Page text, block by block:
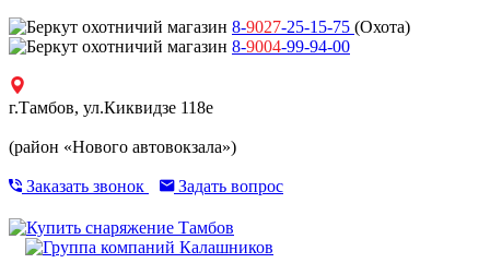
8-9027-25-15-75 (Охота)
8-9004-99-94-00
г.Тамбов, ул.Киквидзе 118е
(район «Нового автовокзала»)
Заказать звонок Задать вопрос